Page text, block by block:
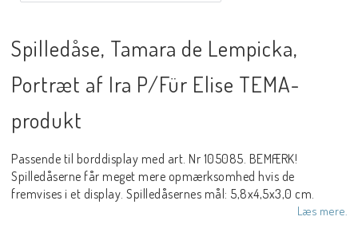
Spilledåse, Tamara de Lempicka,
Portræt af Ira P/Für Elise TEMA-
produkt
Passende til borddisplay med art. Nr 105085. BEMÆRK!
Spilledåserne får meget mere opmærksomhed hvis de
fremvises i et display. Spilledåsernes mål: 5,8x4,5x3,0 cm.
Læs mere.